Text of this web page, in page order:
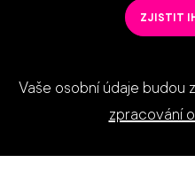
ZJISTIT
Vaše osobní údaje budou
zpracování